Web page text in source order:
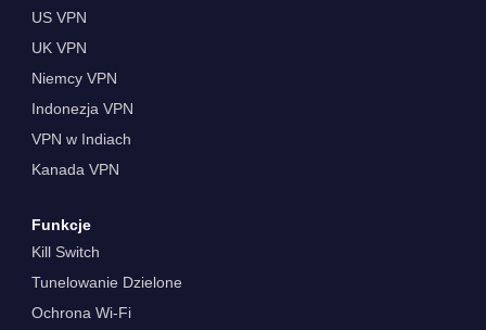
US VPN
UK VPN
Niemcy VPN
Indonezja VPN
VPN w Indiach
Kanada VPN
Funkcje
Kill Switch
Tunelowanie Dzielone
Ochrona Wi-Fi